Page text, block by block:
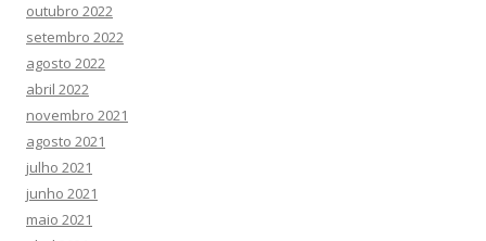
outubro 2022
setembro 2022
agosto 2022
abril 2022
novembro 2021
agosto 2021
julho 2021
junho 2021
maio 2021